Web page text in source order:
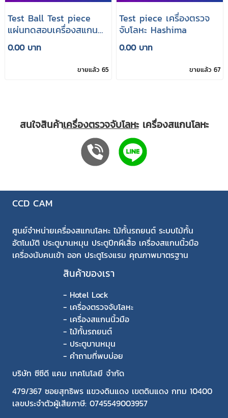
Test Ball Test piece
แผ่นทดสอบเครื่องสแกน
โลหะ SOKO
0.00 บาท
ขายแล้ว 65
Test piece เครื่องตรวจ
จับโลหะ Hashima
0.00 บาท
ขายแล้ว 67
สนใจสินค้าเครื่องตรวจจับโลหะเครื่องสแกนโลหะ
CCD CAM
ศูนย์จำหน่ายเครื่องสแกนโลหะ ไม้กั้นรถยนต์ ระบบไม้กั้น
อัตโนมัติ ประตูบานหมุน ประตูปีกผีเสื้อ เครื่องสแกนนิ้วมือ
เครื่องนับคนเข้า ออก ประตูโรงแรม คุณภาพมาตรฐาน
สินค้าของเรา
- Hotel Lock
- เครื่องตรวจจับโลหะ
- เครื่องสแกนนิ้วมือ
- ไม้กั้นรถยนต์
- ประตูบานหมุน
- คำถามที่พบบ่อย
บริษัท ซีซีดี แคม เทคโนโลยี จำกัด
479/367 ซอยสุทธิพร แขวงดินแดง เขตดินแดง กทม 10400
เลขประจำตัวผู้เสียภาษี: 0745549003957